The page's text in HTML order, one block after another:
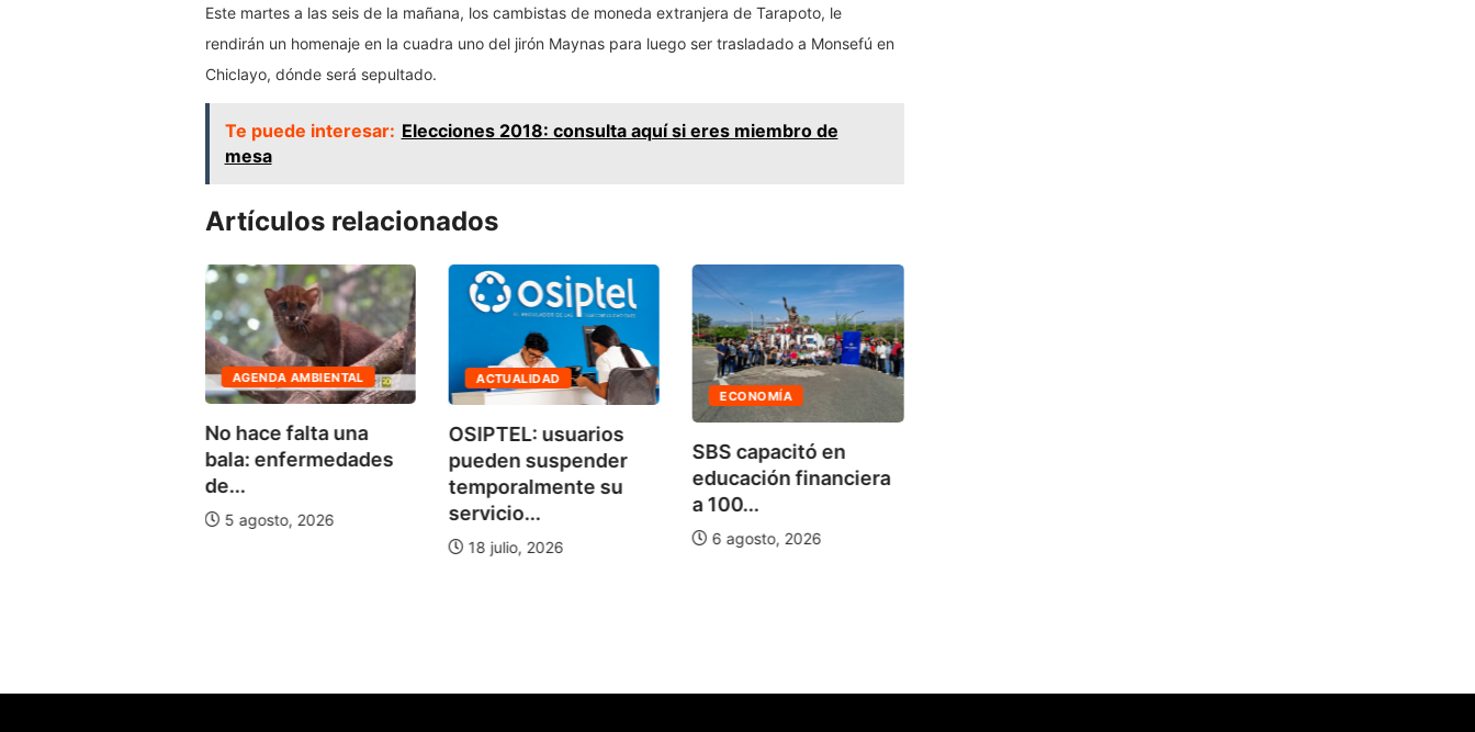
Este martes a las seis de la mañana, los cambistas de moneda extranjera de Tarapoto, le
rendirán un homenaje en la cuadra uno del jirón Maynas para luego ser trasladado a Monsefú en
Chiclayo, dónde será sepultado.
Te puede interesar: Elecciones 2018: consulta aquí si eres miembro de
mesa
Artículos relacionados
AGENDA AMBIENTAL
No hace falta una
bala: enfermedades
de...
5 agosto, 2026
ACTUALIDAD
OSIPTEL: usuarios
pueden suspender
temporalmente su
servicio...
18 julio, 2026
ECONOMÍA
SBS capacitó en
educación financiera
a 100...
6 agosto, 2026